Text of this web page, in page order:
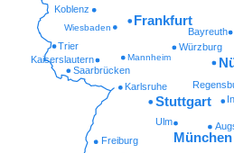
Freiburg
Ulm
Karlsruhe
Saarbrücken
Kaiserslautern Mannheim
Würzburg
Trier
Wiesbaden Bayreuth
Koblenz
München
Stuttgart
Frankfurt